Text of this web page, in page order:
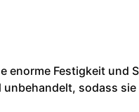
enorme Festigkeit und
sodass